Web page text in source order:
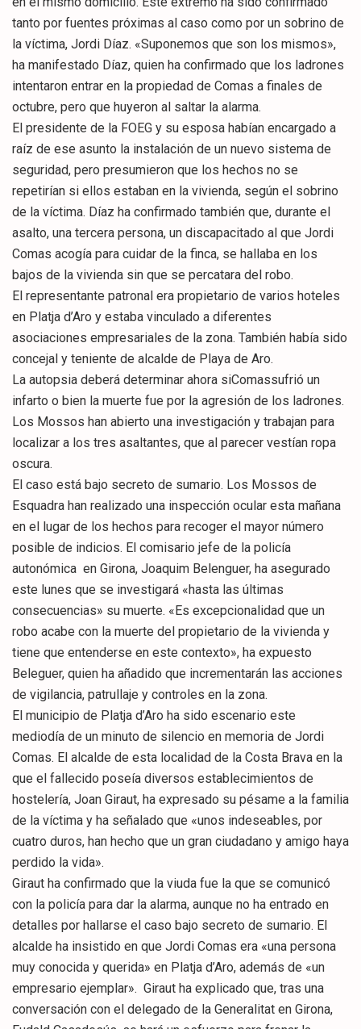
tanto por fuentes próximas al caso como por un sobrino de
la víctima, Jordi Díaz. «Suponemos que son los mismos»,
ha manifestado Díaz, quien ha confirmado que los ladrones
intentaron entrar en la propiedad de Comas a finales de
octubre, pero que huyeron al saltar la alarma.
El presidente de la FOEG y su esposa habían encargado a
raíz de ese asunto la instalación de un nuevo sistema de
seguridad, pero presumieron que los hechos no se
repetirían si ellos estaban en la vivienda, según el sobrino
de la víctima. Díaz ha confirmado también que, durante el
asalto, una tercera persona, un discapacitado al que Jordi
Comas acogía para cuidar de la finca, se hallaba en los
bajos de la vivienda sin que se percatara del robo.
El representante patronal era propietario de varios hoteles
en Platja d’Aro y estaba vinculado a diferentes
asociaciones empresariales de la zona. También había sido
concejal y teniente de alcalde de Playa de Aro.
La autopsia deberá determinar ahora siComassufrió un
infarto o bien la muerte fue por la agresión de los ladrones.
Los Mossos han abierto una investigación y trabajan para
localizar a los tres asaltantes, que al parecer vestían ropa
oscura.
El caso está bajo secreto de sumario. Los Mossos de
Esquadra han realizado una inspección ocular esta mañana
en el lugar de los hechos para recoger el mayor número
posible de indicios. El comisario jefe de la policía
autonómica en Girona, Joaquim Belenguer, ha asegurado
este lunes que se investigará «hasta las últimas
consecuencias» su muerte. «Es excepcionalidad que un
robo acabe con la muerte del propietario de la vivienda y
tiene que entenderse en este contexto», ha expuesto
Beleguer, quien ha añadido que incrementarán las acciones
de vigilancia, patrullaje y controles en la zona.
El municipio de Platja d’Aro ha sido escenario este
mediodía de un minuto de silencio en memoria de Jordi
Comas. El alcalde de esta localidad de la Costa Brava en la
que el fallecido poseía diversos establecimientos de
hostelería, Joan Giraut, ha expresado su pésame a la familia
de la víctima y ha señalado que «unos indeseables, por
cuatro duros, han hecho que un gran ciudadano y amigo haya
perdido la vida».
Giraut ha confirmado que la viuda fue la que se comunicó
con la policía para dar la alarma, aunque no ha entrado en
detalles por hallarse el caso bajo secreto de sumario. El
alcalde ha insistido en que Jordi Comas era «una persona
muy conocida y querida» en Platja d’Aro, además de «un
empresario ejemplar». Giraut ha explicado que, tras una
conversación con el delegado de la Generalitat en Girona,